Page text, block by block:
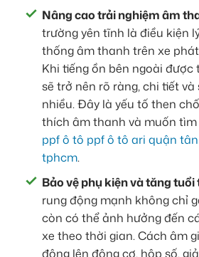
Nâng cao trải nghiệm âm
trường yên tĩnh là điều kiện
thống âm thanh trên xe
Khi tiếng ồn bên ngoài được
sẽ trở nên rõ ràng, chi tiết
nhiều. Đây là yếu tố then
thích âm thanh và muốn tìm
ppf ô tô ppf ô tô ari quận
tphcm.
Bảo vệ phụ kiện và tăng tuổi
rung động mạnh không chỉ
còn có thể ảnh hưởng đến
xe theo thời gian. Cách âm
động lên động cơ, hộp số,